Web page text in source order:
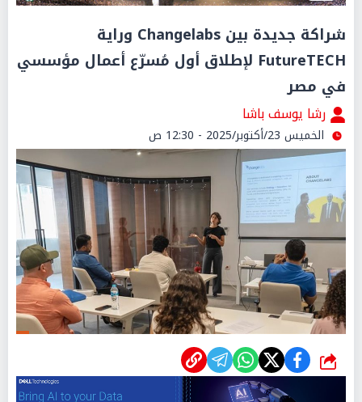
شراكة جديدة بين Changelabs وراية
FutureTECH لإطلاق أول مُسرّع أعمال مؤسسي
في مصر
رشا يوسف باشا
الخميس 23/أكتوبر/2025 - 12:30 ص
شارك